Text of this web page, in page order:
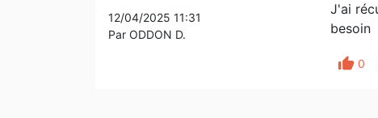
12/04/2025 11:31
Par ODDON D.
J'ai
besoin
thumb_up 0